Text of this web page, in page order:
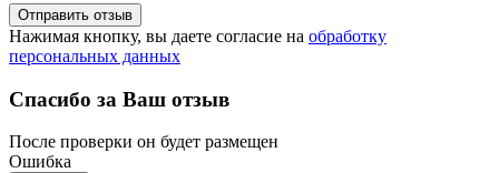
Отправить отзыв
Нажимая кнопку, вы даете согласие на обработку
персональных данных
Спасибо за Ваш отзыв
После проверки он будет размещен
Ошибка